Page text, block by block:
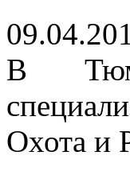
В
Охота и